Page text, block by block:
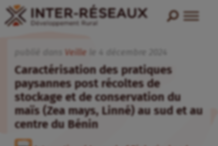
Veille
Caractérisation des pratiques
paysannes post récoltes de
stockage et de conservation du
maïs (Zea mays, Linné) au sud et au
centre du Bénin